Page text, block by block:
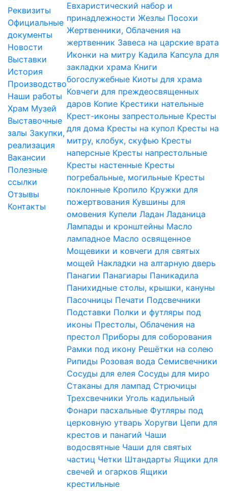
Реквизиты
Официальные
документы
Новости
Выставки
История
Производство
Наши работы
Храм Музей
Выставочные
залы Закупки,
реализация
Вакансии
Полезные
ссылки
Отзывы
Контакты
Евхаристический набор и
принадлежности Жезлы Посохи
Жертвенники, Облачения на
жертвенник Завеса на царские врата
Иконки на митру Кадила Капсула для
закладки храма Книги
богослужебные Киоты для храма
Ковчеги для преждеосвященных
даров Копие Крестики нательные
Крест-иконы запрестольные Кресты
для дома Кресты на купол Кресты на
митру, клобук, скуфью Кресты
наперсные Кресты напрестольные
Кресты настенные Кресты
погребальные, могильные Кресты
поклонные Кропило Кружки для
пожертвования Кувшины для
омовения Купели Ладан Ладаница
Лампады и кронштейны Масло
лампадное Масло освященное
Мощевики и ковчеги для святых
мощей Накладки на алтарную дверь
Панагии Панагиары Паникадила
Панихидные столы, крышки, кануны
Пасочницы Печати Подсвечники
Подставки Полки и футляры под
иконы Престолы, Облачения на
престол Приборы для соборования
Рамки под икону Решётки на солею
Рипиды Розовая вода Семисвечники
Сосуды для елея Сосуды для миро
Стаканы для лампад Стрючицы
Трехсвечники Уголь кадильный
Фонари пасхальные Футляры под
церковную утварь Хоругви Цепи для
крестов и панагий Чаши
водосвятные Чаши для святых
частиц Четки Штандарты Ящики для
свечей и огарков Ящики
крестильные